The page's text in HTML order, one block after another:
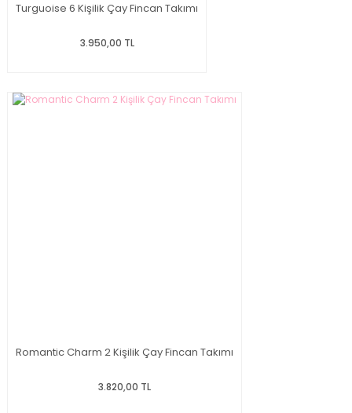
Turguoise 6 Kişilik Çay Fincan Takımı
3.950,00 TL
Romantic Charm 2 Kişilik Çay Fincan Takımı
3.820,00 TL